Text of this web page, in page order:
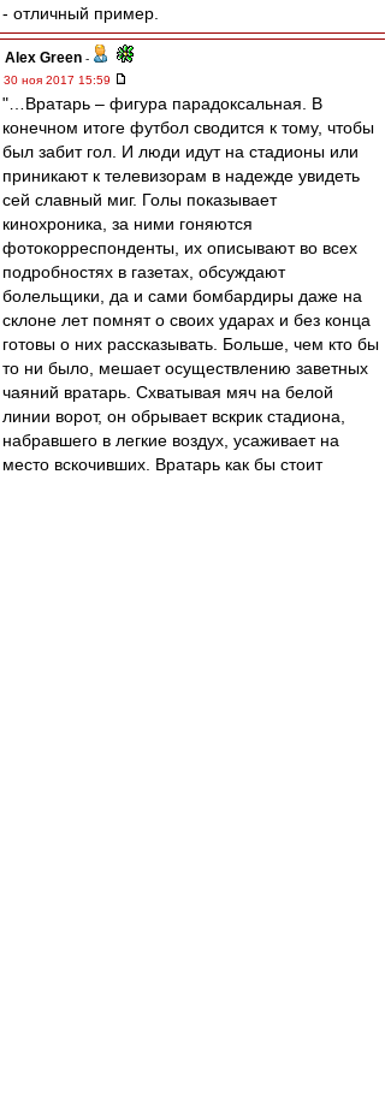
- отличный пример.
Alex Green -
30 ноя 2017 15:59
"…Вратарь – фигура парадоксальная. В
конечном итоге футбол сводится к тому, чтобы
был забит гол. И люди идут на стадионы или
приникают к телевизорам в надежде увидеть
сей славный миг. Голы показывает
кинохроника, за ними гоняются
фотокорреспонденты, их описывают во всех
подробностях в газетах, обсуждают
болельщики, да и сами бомбардиры даже на
склоне лет помнят о своих ударах и без конца
готовы о них рассказывать. Больше, чем кто бы
то ни было, мешает осуществлению заветных
чаяний вратарь. Схватывая мяч на белой
линии ворот, он обрывает вскрик стадиона,
набравшего в легкие воздух, усаживает на
место вскочивших. Вратарь как бы стоит